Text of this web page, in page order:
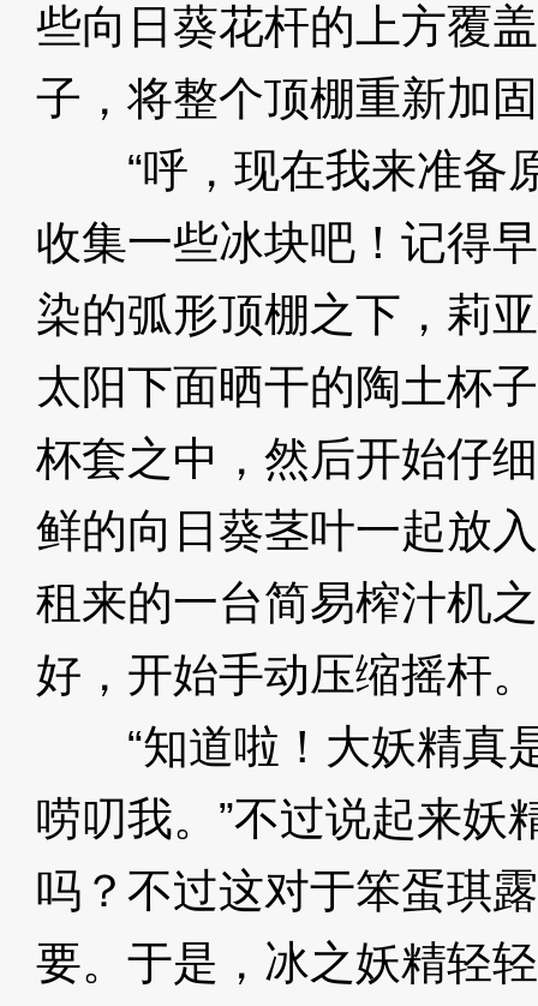
些向日葵花杆的上方覆
子，将整个顶棚重新加
“呼，现在我来准备
收集一些冰块吧！记得
染的弧形顶棚之下，莉
太阳下面晒干的陶土杯
杯套之中，然后开始仔
鲜的向日葵茎叶一起放
租来的一台简易榨汁机
好，开始手动压缩摇杆。
“知道啦！大妖精真
唠叨我。”不过说起来妖
吗？不过这对于笨蛋琪
要。于是，冰之妖精轻